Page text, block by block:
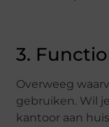
3.
Overweeg
gebruiken. Wil
kantoor aan